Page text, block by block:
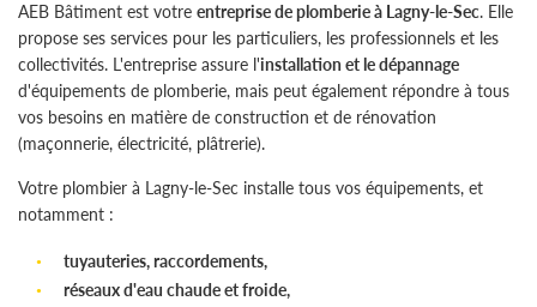
AEB Bâtiment est votre entreprise de plomberie à Lagny-le-Sec. Elle
propose ses services pour les particuliers, les professionnels et les
collectivités. L'entreprise assure l'installation et le dépannage
d'équipements de plomberie, mais peut également répondre à tous
vos besoins en matière de construction et de rénovation
(maçonnerie, électricité, plâtrerie).
Votre plombier à Lagny-le-Sec installe tous vos équipements, et
notamment :
tuyauteries, raccordements,
réseaux d'eau chaude et froide,